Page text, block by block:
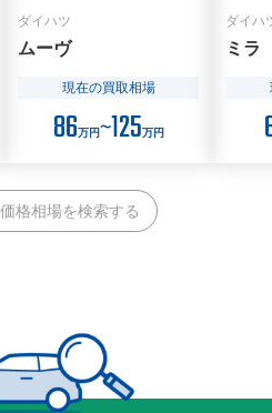
ダイハツ
ムーヴ
現在の買取相場
86万円〜125万円
ダイハ
ミ
格相場を検索する